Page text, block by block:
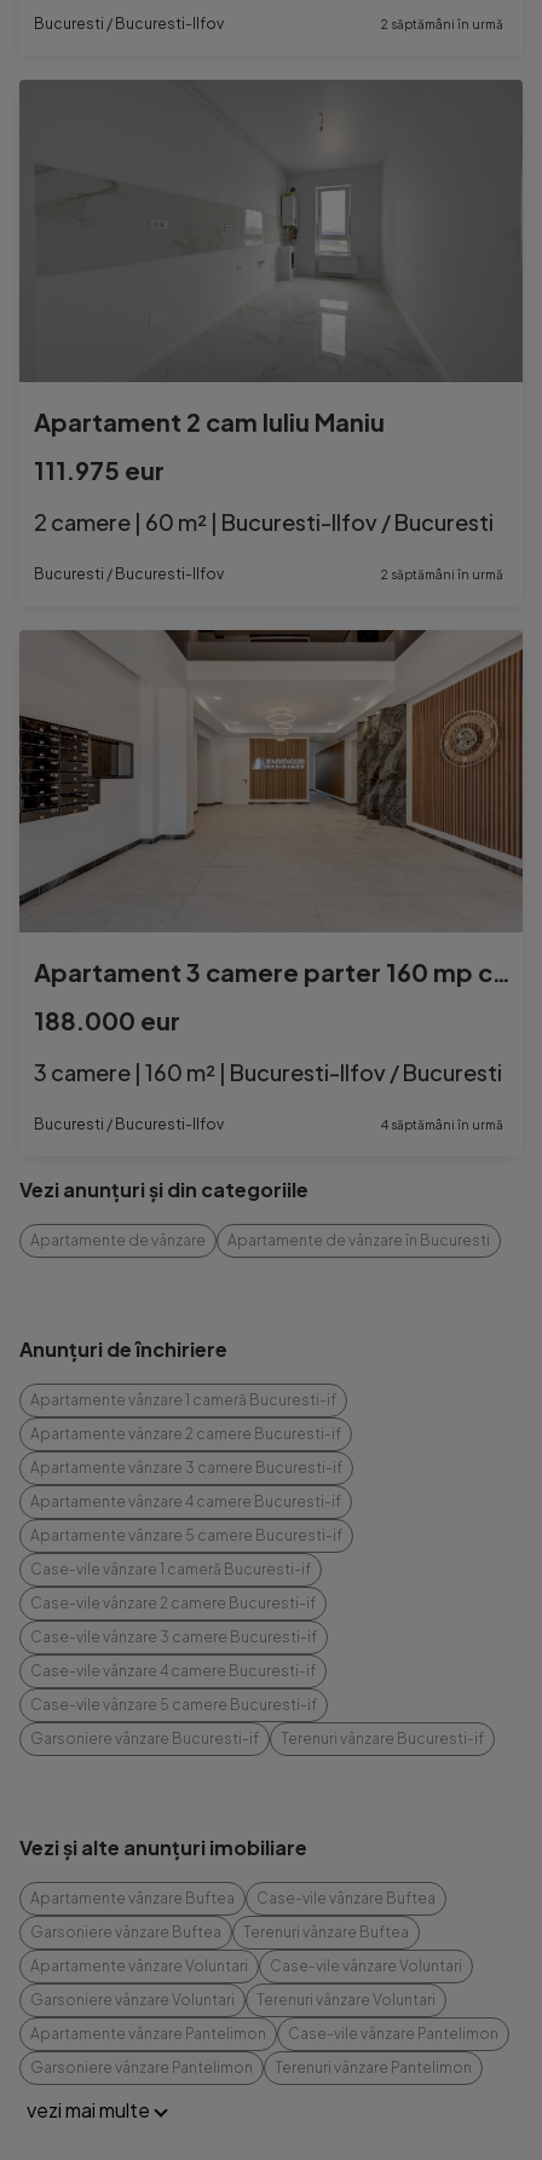
Bucuresti / Bucuresti-Ilfov 2 săptămâni în urmă
Apartament 2 cam Iuliu Maniu
111.975 eur
2 camere | 60 m² | Bucuresti-Ilfov / Bucuresti
Bucuresti / Bucuresti-Ilfov 2 săptămâni în urmă
Apartament 3 camere parter 160 mp cu gradina
188.000 eur
3 camere | 160 m² | Bucuresti-Ilfov / Bucuresti
Bucuresti / Bucuresti-Ilfov 4 săptămâni în urmă
Vezi anunțuri și din categoriile
Apartamente de vânzare Apartamente de vânzare în Bucuresti
Anunțuri de închiriere
Apartamente vânzare 1 cameră Bucuresti-if
Apartamente vânzare 2 camere Bucuresti-if
Apartamente vânzare 3 camere Bucuresti-if
Apartamente vânzare 4 camere Bucuresti-if
Apartamente vânzare 5 camere Bucuresti-if
Case-vile vânzare 1 cameră Bucuresti-if
Case-vile vânzare 2 camere Bucuresti-if
Case-vile vânzare 3 camere Bucuresti-if
Case-vile vânzare 4 camere Bucuresti-if
Case-vile vânzare 5 camere Bucuresti-if
Garsoniere vânzare Bucuresti-if
Terenuri vânzare Bucuresti-if
Vezi și alte anunțuri imobiliare
Apartamente vânzare Buftea
Case-vile vânzare Buftea
Garsoniere vânzare Buftea
Terenuri vânzare Buftea
Apartamente vânzare Voluntari
Case-vile vânzare Voluntari
Garsoniere vânzare Voluntari
Terenuri vânzare Voluntari
Apartamente vânzare Pantelimon
Case-vile vânzare Pantelimon
Garsoniere vânzare Pantelimon
Terenuri vânzare Pantelimon
vezi mai multe